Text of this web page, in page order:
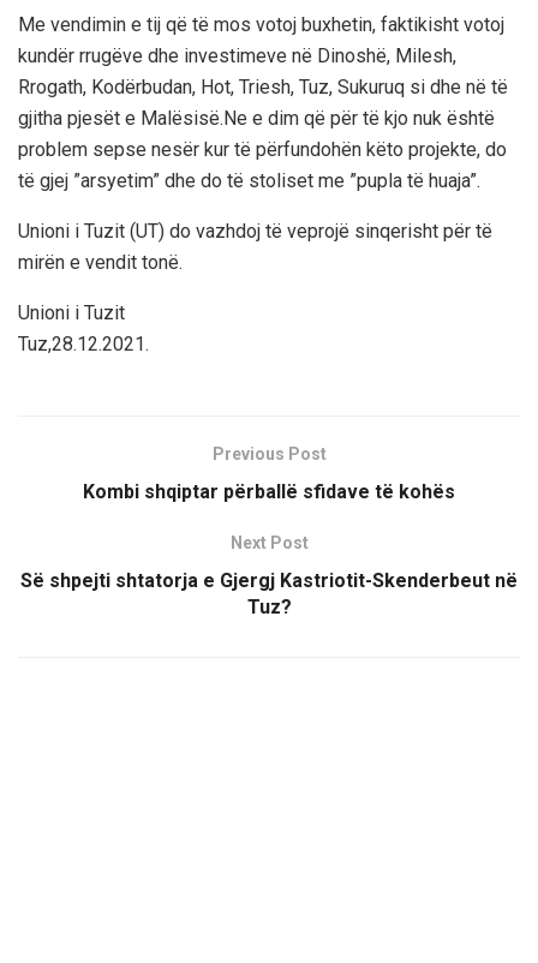
Me vendimin e tij që të mos votoj buxhetin, faktikisht votoj
kundër rrugëve dhe investimeve në Dinoshë, Milesh,
Rrogath, Kodërbudan, Hot, Triesh, Tuz, Sukuruq si dhe në të
gjitha pjesët e Malësisë.Ne e dim që për të kjo nuk është
problem sepse nesër kur të përfundohën këto projekte, do
të gjej ”arsyetim” dhe do të stoliset me ”pupla të huaja”.
Unioni i Tuzit (UT) do vazhdoj të veprojë sinqerisht për të
mirën e vendit tonë.
Unioni i Tuzit
Tuz,28.12.2021.
Previous Post
Kombi shqiptar përballë sfidave të kohës
Next Post
Së shpejti shtatorja e Gjergj Kastriotit-Skenderbeut në
Tuz?